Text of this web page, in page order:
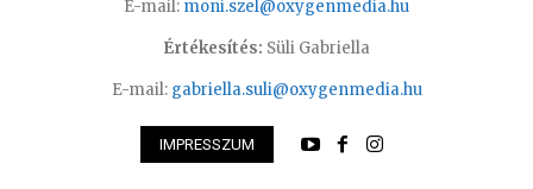
E-mail: moni.szel@oxygenmedia.hu
Értékesítés: Süli Gabriella
E-mail: gabriella.suli@oxygenmedia.hu
IMPRESSZUM